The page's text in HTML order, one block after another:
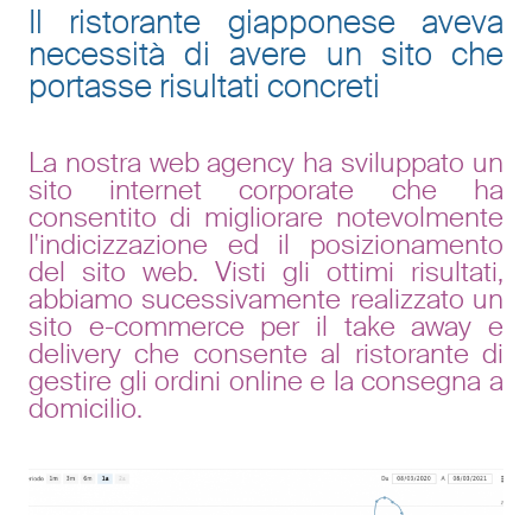
Il ristorante giapponese aveva
necessità di avere un sito che
portasse risultati concreti
La nostra web agency ha sviluppato un
sito internet corporate che ha
consentito di migliorare notevolmente
l'indicizzazione ed il posizionamento
del sito web. Visti gli ottimi risultati,
abbiamo sucessivamente realizzato un
sito e-commerce per il take away e
delivery che consente al ristorante di
gestire gli ordini online e la consegna a
domicilio.